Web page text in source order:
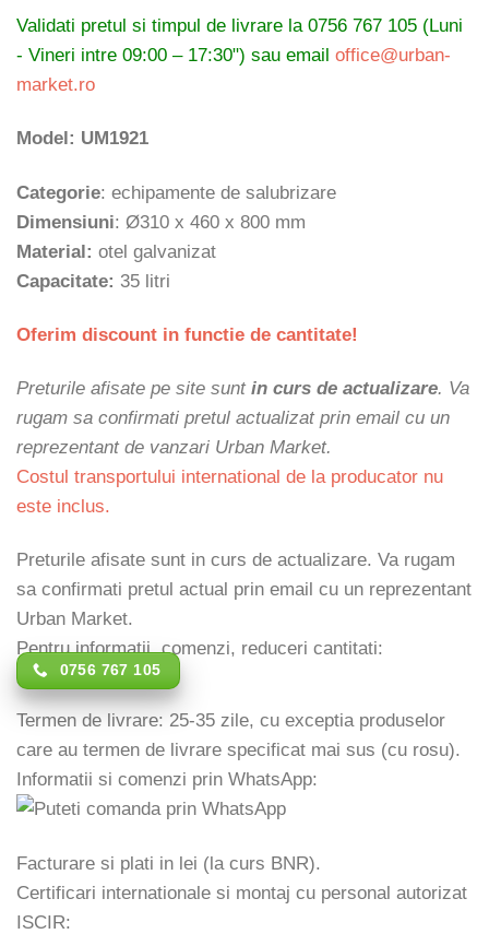
Validati pretul si timpul de livrare la 0756 767 105 (Luni
- Vineri intre 09:00 – 17:30") sau email office@urban-
market.ro
Model: UM1921
Categorie: echipamente de salubrizare
Dimensiuni: Ø310 x 460 x 800 mm
Material: otel galvanizat
Capacitate: 35 litri
Oferim discount in functie de cantitate!
Preturile afisate pe site sunt in curs de actualizare. Va
rugam sa confirmati pretul actualizat prin email cu un
reprezentant de vanzari Urban Market.
Costul transportului international de la producator nu
este inclus.
Preturile afisate sunt in curs de actualizare. Va rugam
sa confirmati pretul actual prin email cu un reprezentant
Urban Market.
Pentru informatii, comenzi, reduceri cantitati:
0756 767 105
Termen de livrare: 25-35 zile, cu exceptia produselor
care au termen de livrare specificat mai sus (cu rosu).
Informatii si comenzi prin WhatsApp:
Facturare si plati in lei (la curs BNR).
Certificari internationale si montaj cu personal autorizat
ISCIR: